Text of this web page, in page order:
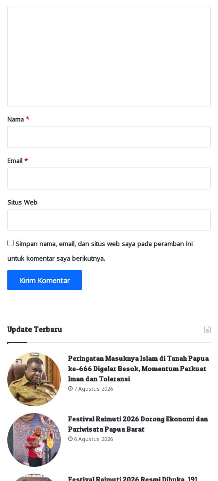
rNama *
Email *
Situs Web
Simpan nama, email, dan situs web saya pada peramban ini
untuk komentar saya berikutnya.
Update Terbaru
Peringatan Masuknya Islam di Tanah Papua
ke-666 Digelar Besok, Momentum Perkuat
Iman dan Toleransi
7 Agustus 2026
Festival Raimuti 2026 Dorong Ekonomi dan
Pariwisata Papua Barat
6 Agustus 2026